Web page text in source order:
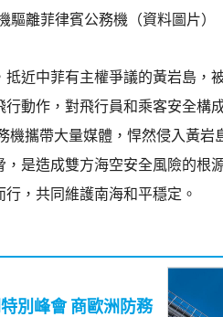
驅離菲律賓公務機（資料圖片）
抵近中菲有主權爭議的黃岩島，
行動作，對飛行員和乘客安全構
機攜帶大量媒體，悍然侵入黃
，是造成雙方海空安全風險的根
，共同維護南海和平穩定。
商歐洲防務